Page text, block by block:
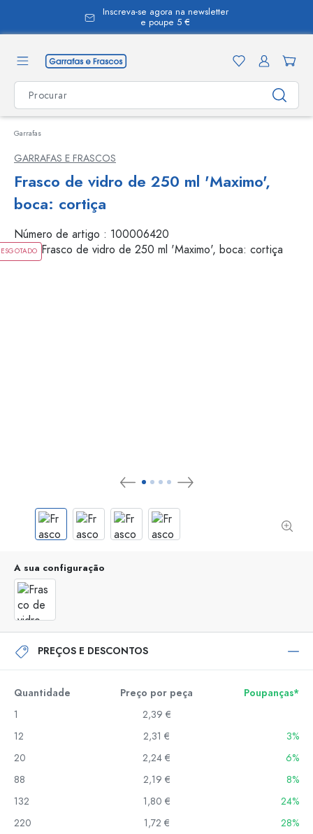
Inscreva-se agora na newsletter
e poupe 5 €
Garrafas
GARRAFAS E FRASCOS
Frasco de vidro de 250 ml 'Maximo',
boca: cortiça
Número de artigo : 100006420
ESGOTADO
A sua configuração
PREÇOS E DESCONTOS
Quantidade Preço por peça
Poupanças*
1
2,39 €
12
2,31 €
3%
20
2,24 €
6%
88
2,19 €
8%
132
1,80 €
24%
220
1,72 €
28%